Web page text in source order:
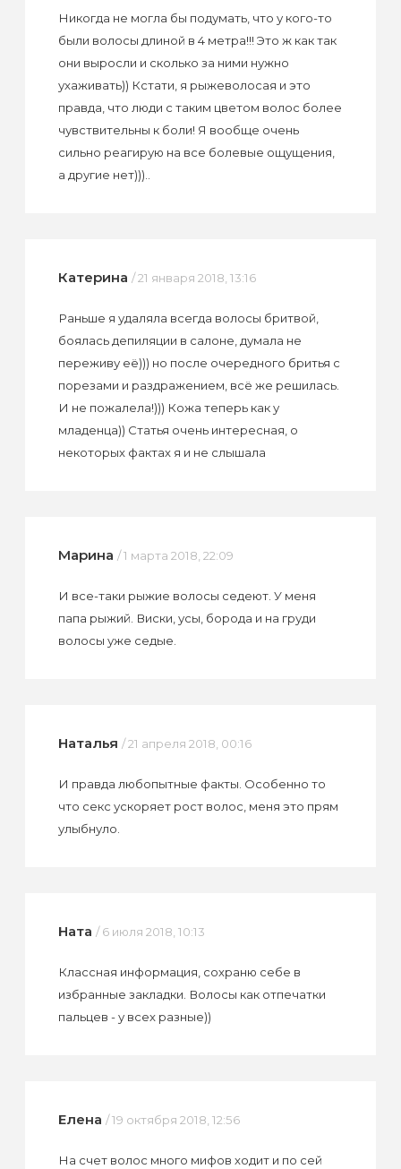
Никогда не могла бы подумать, что у кого-то
были волосы длиной в 4 метра!!! Это ж как так
они выросли и сколько за ними нужно
ухаживать)) Кстати, я рыжеволосая и это
правда, что люди с таким цветом волос более
чувствительны к боли! Я вообще очень
сильно реагирую на все болевые ощущения,
а другие нет)))..
Катерина / 21 января 2018, 13:16
Раньше я удаляла всегда волосы бритвой,
боялась депиляции в салоне, думала не
переживу её))) но после очередного бритья с
порезами и раздражением, всё же решилась.
И не пожалела!))) Кожа теперь как у
младенца)) Статья очень интересная, о
некоторых фактах я и не слышала
Марина / 1 марта 2018, 22:09
И все-таки рыжие волосы седеют. У меня
папа рыжий. Виски, усы, борода и на груди
волосы уже седые.
Наталья / 21 апреля 2018, 00:16
И правда любопытные факты. Особенно то
что секс ускоряет рост волос, меня это прям
улыбнуло.
Ната / 6 июля 2018, 10:13
Классная информация, сохраню себе в
избранные закладки. Волосы как отпечатки
пальцев - у всех разные))
Елена / 19 октября 2018, 12:56
На счет волос много мифов ходит и по сей